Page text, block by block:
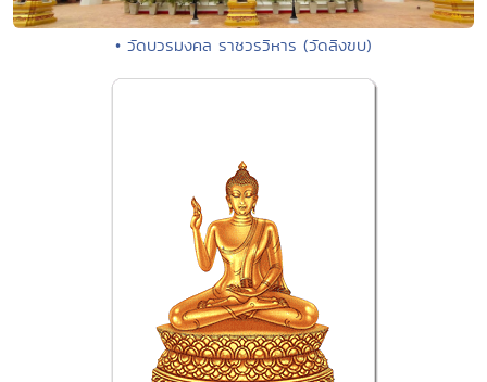
• วัดบวรมงคล ราชวรวิหาร (วัดลิงขบ)